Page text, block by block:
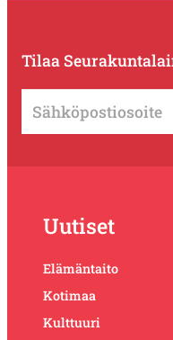
Tilaa
Uutiset
Elämäntaito
Kotimaa
Kulttuuri